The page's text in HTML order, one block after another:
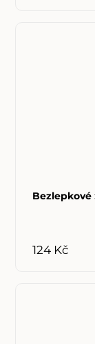
Bezlepkové
124 Kč